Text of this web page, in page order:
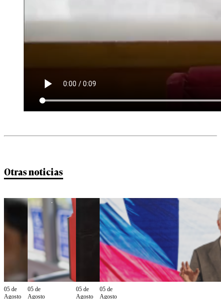
Otras noticias
05 de
Agosto
05 de
Agosto
05 de
Agosto
05 de
Agosto